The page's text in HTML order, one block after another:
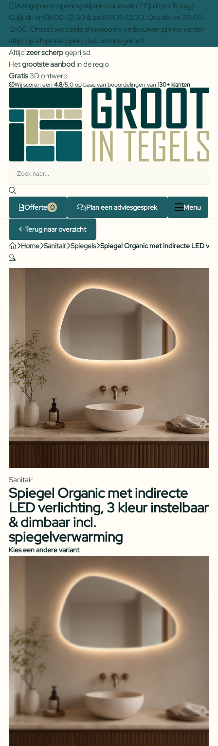
Aangepaste openingstijden bouwvak (27 juli t/m 15 aug):
Cuijk di-vr 08:00–12:30 & za 09:00–12:30. Oss do-vr 09:00–
12:00. Omdat we beide showrooms verbouwen zijn we verder
altijd op afspraak open, dus bel ons gerust!
Altijd zeer scherpgeprijsd
Hetgrootste aanbodin de regio
Gratis3D ontwerp
Wij scoren een 4.8/5,0 op basis van beoordelingen van 130+ klanten
Offerte Plan een adviesgesprek Menu
Terug naar overzicht
Home Sanitair Spiegels Spiegel Organic met indirecte LED
🔍
Sanitair
Spiegel Organic met indirecte
LED verlichting, 3 kleur instelbaar
& dimbaar incl.
spiegelverwarming
Kies een andere variant